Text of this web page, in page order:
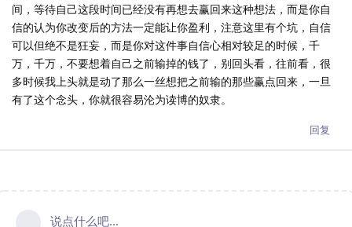
间，等待自己这段时间已经没有再想去赢回来这种想法，而是你自
信的认为你改变后的方法一定能让你盈利，注意这里有个坑，自信
可以但绝不是狂妄，而是你对这件事自信心相对较足的时候，千
万，千万，不要想着自己之前输掉的钱了，别回头看，往前看，很
多时候我上头就是动了那么一丝想把之前输的那些赢点回来，一旦
有了这个念头，你就很容易沦为读博的奴隶。
回复
说点什么吧...